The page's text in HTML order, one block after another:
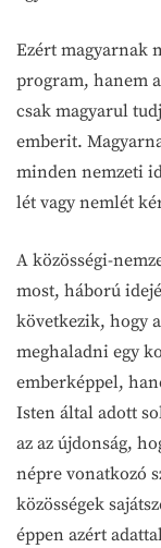
Ezért magyarnak
program, hanem
csak magyarul
emberit.
minden nemzeti
lét vagy nemlét
A közösségi-
most, háború
következik, hogy
meghaladni egy
emberképpel,
Isten által adott
az az újdonság,
népre vonatkozó
közösségek
éppen azért